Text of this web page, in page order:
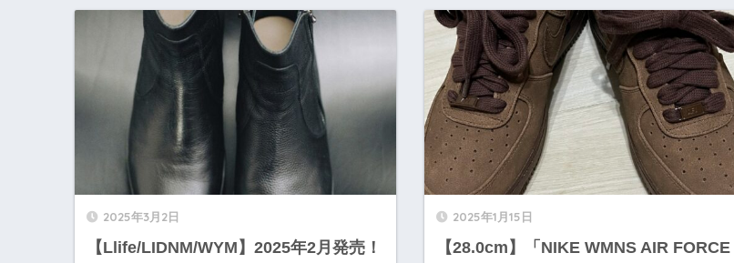
2025年3月2日
【Llife/LIDNM/WYM】2025年2月発売！
2025年1月15日
【28.0cm】「NIKE WMNS AIR FORCE